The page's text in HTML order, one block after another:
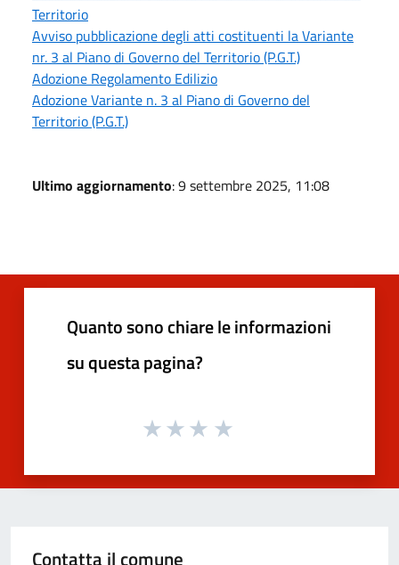
Territorio
Avviso pubblicazione degli atti costituenti la Variante
nr. 3 al Piano di Governo del Territorio (P.G.T.)
Adozione Regolamento Edilizio
Adozione Variante n. 3 al Piano di Governo del
Territorio (P.G.T.)
Ultimo aggiornamento: 9 settembre 2025, 11:08
Quanto sono chiare le informazioni
su questa pagina?
Contatta il comune